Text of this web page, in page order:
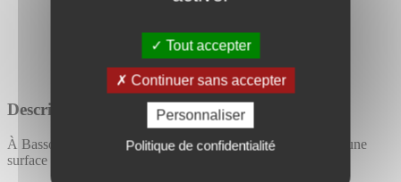
Tout accepter
Continuer sans accepter
Personnaliser
Politique de confidentialité
Description détaillée
À Basso Cambo, TOURNY MEYERpropose à la location une
surface de bureaux de 248,56 m² située au 2ᵉ étage (R+2).